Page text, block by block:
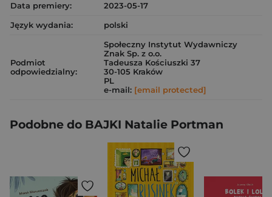
Data premiery:
2023-05-17
Język wydania:
polski
Podmiot
odpowiedzialny:
Społeczny Instytut Wydawniczy
Znak Sp. z o.o.
Tadeusza Kościuszki 37
30-105 Kraków
PL
e-mail: [email protected]
Podobne do BAJKI Natalie Portman